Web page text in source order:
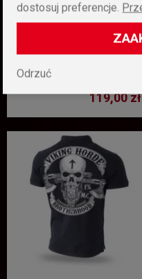
Polo Koszulka Dobermans
Aggressive "GUARDIANS OF
119,00 zł
dostosuj preferencje.
Odrzuć